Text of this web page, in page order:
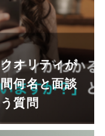
オリティが
何名と面談
質問